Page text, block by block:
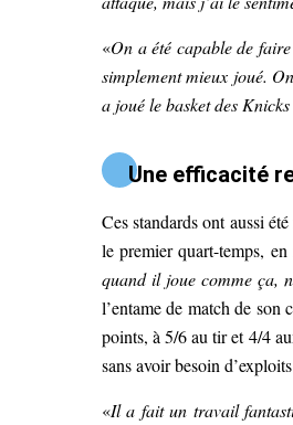
«On a été capable de
simplement mieux joué.
a joué le basket des Knicks
Une efficacité
Ces standards ont aussi
le premier quart-temps,
quand il joue comme ça,
l’entame de match de
points, à 5/6 au tir et 4/4
sans avoir besoin
«Il a fait un travail